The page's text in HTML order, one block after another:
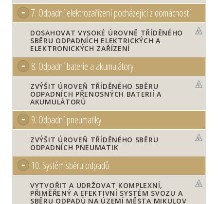
7. Odpadní elektrozařízení pocházející z domácností
DOSAHOVAT VYSOKÉ ÚROVNĚ TŘÍDĚNÉHO
SBĚRU ODPADNÍCH ELEKTRICKÝCH A
ELEKTRONICKÝCH ZAŘÍZENÍ
8. Odpadní baterie a akumulátory
ZVÝŠIT ÚROVEŇ TŘÍDĚNÉHO SBĚRU
ODPADNÍCH PŘENOSNÝCH BATERIÍ A
AKUMULÁTORŮ
9. Odpadní pneumatiky
ZVÝŠIT ÚROVEŇ TŘÍDĚNÉHO SBĚRU
ODPADNÍCH PNEUMATIK
10. Systém sběru odpadů
VYTVOŘIT A UDRŽOVAT KOMPLEXNÍ,
PŘIMĚŘENÝ A EFEKTIVNÍ SYSTÉM SVOZU A
SBĚRU ODPADŮ NA ÚZEMÍ MĚSTA MIKULOV